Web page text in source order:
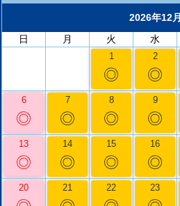
2026年12月
日
月 火 水
1
◎
2
◎
6
◎
7
◎
8
◎
9
◎
13
◎
14
◎
15
◎
16
◎
20 21 22 23